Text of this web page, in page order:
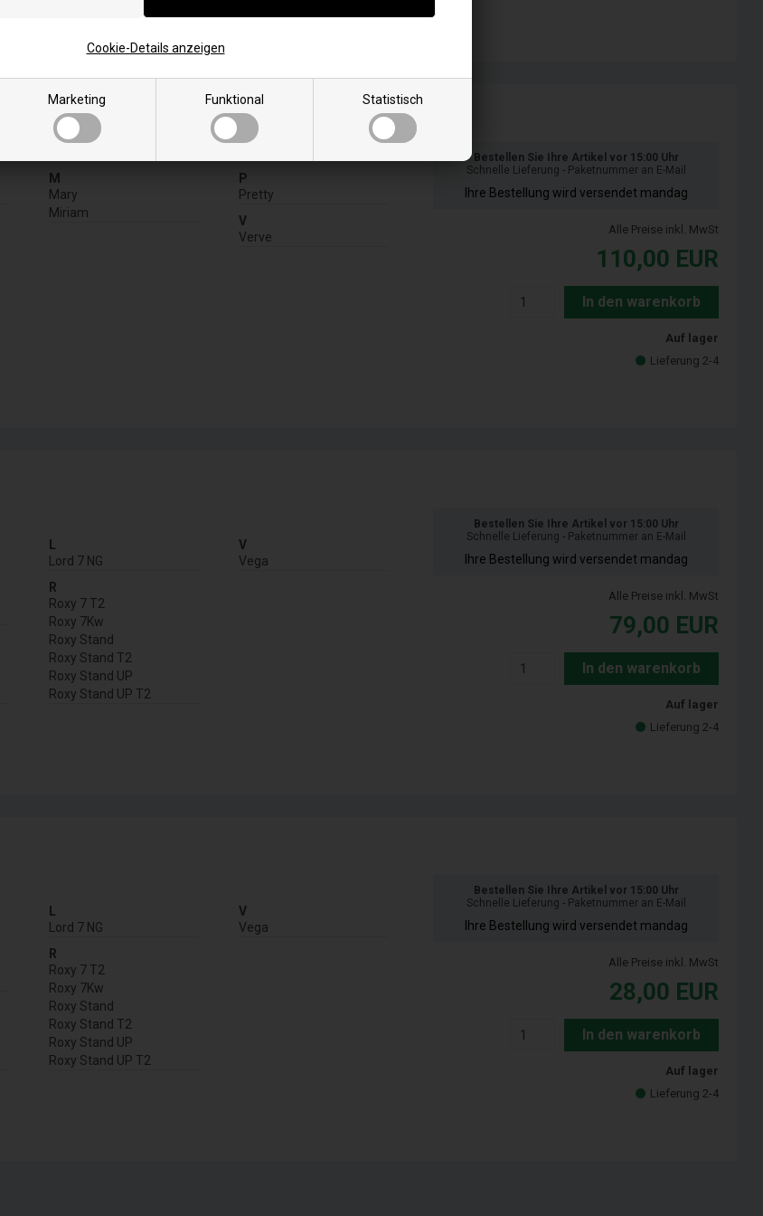
Marketing Funktional Statistisch
Cookie-Details anzeigen
M
Mary
Miriam
P
Pretty
V
Verve
Bestellen Sie Ihre Artikel vor 15:00 Uhr
Schnelle Lieferung - Paketnummer an E-Mail
Ihre Bestellung wird versendet mandag
Alle Preise inkl. MwSt
110,00 EUR
In den warenkorb
Auf lager
Lieferung 2-4
L
Lord 7 NG
R
Roxy 7 T2
Roxy 7Kw
Roxy Stand
Roxy Stand T2
Roxy Stand UP
Roxy Stand UP T2
V
Vega
Bestellen Sie Ihre Artikel vor 15:00 Uhr
Schnelle Lieferung - Paketnummer an E-Mail
Ihre Bestellung wird versendet mandag
Alle Preise inkl. MwSt
79,00 EUR
In den warenkorb
Auf lager
Lieferung 2-4
L
Lord 7 NG
R
Roxy 7 T2
Roxy 7Kw
Roxy Stand
Roxy Stand T2
Roxy Stand UP
Roxy Stand UP T2
V
Vega
Bestellen Sie Ihre Artikel vor 15:00 Uhr
Schnelle Lieferung - Paketnummer an E-Mail
Ihre Bestellung wird versendet mandag
Alle Preise inkl. MwSt
28,00 EUR
In den warenkorb
Auf lager
Lieferung 2-4